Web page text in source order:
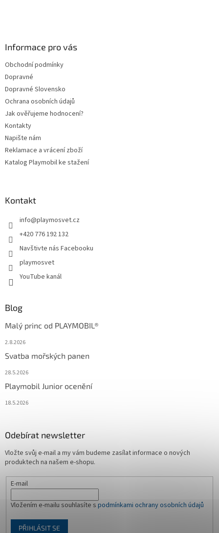
Informace pro vás
Obchodní podmínky
Dopravné
Dopravné Slovensko
Ochrana osobních údajů
Jak ověřujeme hodnocení?
Kontakty
Napište nám
Reklamace a vrácení zboží
Katalog Playmobil ke stažení
Kontakt
info@playmosvet.cz
+420 776 192 132
Navštivte nás Facebooku
playmosvet
YouTube kanál
Blog
Malý princ od PLAYMOBIL®
2.8.2026
Svatba mořských panen
28.5.2026
Playmobil Junior ocenění
18.5.2026
Odebírat newsletter
Vložte svůj e-mail a my vám budeme zasílat informace o nových
produktech na našem e-shopu.
E-mail
Vložením e-mailu souhlasíte s podmínkami ochrany osobních údajů
PŘIHLÁSIT SE